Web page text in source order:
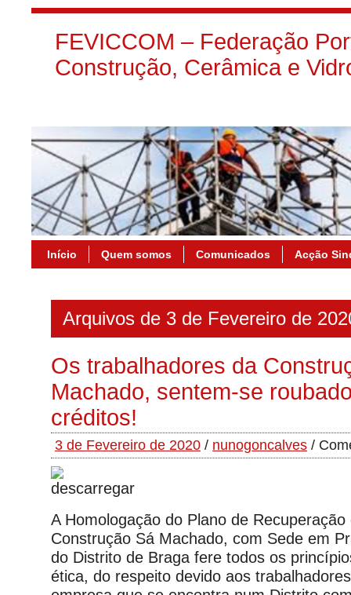
FEVICCOM – Federação
Construção, Cerâmica e
Início Quem somos Comunicados Acção
Arquivos de 3 de Fevereiro de
Os trabalhadores da
Machado, sentem-se
créditos!
3 de Fevereiro de 2020 / nunogoncalves /
A Homologação do Plano de
Construção Sá Machado, com Sede em
do Distrito de Braga fere todos os
ética, do respeito devido aos